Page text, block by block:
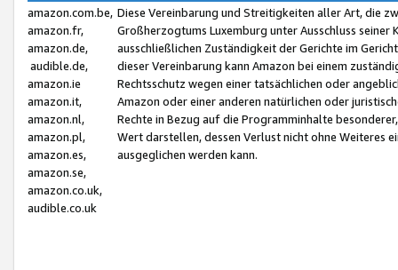
amazon.com.be,
amazon.fr,
amazon.de,
audible.de,
amazon.ie
amazon.it,
amazon.nl,
amazon.pl,
amazon.es,
amazon.se,
amazon.co.uk,
audible.co.uk
Diese Vereinbarung und Streitigkeiten aller Art, die
Großherzogtums Luxemburg unter Ausschluss
ausschließlichen Zuständigkeit der Gerichte im
dieser Vereinbarung kann Amazon bei einem
Rechtsschutz wegen einer tatsächlichen oder
Amazon oder einer anderen natürlichen oder
Rechte in Bezug auf die Programminhalte
Wert darstellen, dessen Verlust nicht ohne Weiteres
ausgeglichen werden kann.